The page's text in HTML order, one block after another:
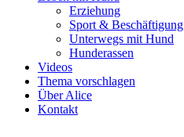
Erziehung
Sport & Beschäftigung
Unterwegs mit Hund
Hunderassen
Videos
Thema vorschlagen
Über Alice
Kontakt